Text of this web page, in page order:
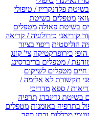
פלדנקרייז / טיפולי
מטפלים בשיטת
בשיטת פאולה מטפלים
קוריאני כירולוגיה / קריאה
הוליסטית ריפוי בציור
כירופרקטיקה צי' קונג
/ מטפלים בריברסינג
מטפלים לשיקום
תקשורת לא אלימה /
/ ספא מדריכי
בשיטת גרינברג תרפיה
בתרפיה באומנות מטפלים